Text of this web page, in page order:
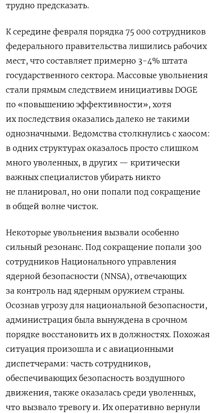
трудно предсказать.
К середине февраля порядка 75 000 сотрудников
федерального правительства лишились рабочих
мест, что составляет примерно 3-4% штата
государственного сектора. Массовые увольнения
стали прямым следствием инициативы DOGE
по «повышению эффективности», хотя
их последствия оказались далеко не такими
однозначными. Ведомства столкнулись с хаосом:
в одних структурах оказалось просто слишком
много уволенных, в других — критически
важных специалистов убирать никто
не планировал, но они попали под сокращение
в общей волне чисток.
Некоторые увольнения вызвали особенно
сильный резонанс. Под сокращение попали 300
сотрудников Национального управления
ядерной безопасности (NNSA), отвечающих
за контроль над ядерным оружием страны.
Осознав угрозу для национальной безопасности,
администрация была вынуждена в срочном
порядке восстановить их в должностях. Похожая
ситуация произошла и с авиационными
диспетчерами: часть сотрудников,
обеспечивающих безопасность воздушного
движения, также оказалась среди уволенных,
что вызвало тревогу и. Их оперативно вернули